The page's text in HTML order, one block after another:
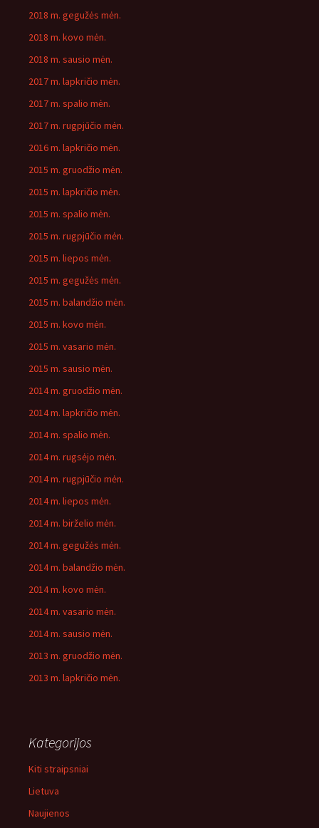
2018 m. gegužės mėn.
2018 m. kovo mėn.
2018 m. sausio mėn.
2017 m. lapkričio mėn.
2017 m. spalio mėn.
2017 m. rugpjūčio mėn.
2016 m. lapkričio mėn.
2015 m. gruodžio mėn.
2015 m. lapkričio mėn.
2015 m. spalio mėn.
2015 m. rugpjūčio mėn.
2015 m. liepos mėn.
2015 m. gegužės mėn.
2015 m. balandžio mėn.
2015 m. kovo mėn.
2015 m. vasario mėn.
2015 m. sausio mėn.
2014 m. gruodžio mėn.
2014 m. lapkričio mėn.
2014 m. spalio mėn.
2014 m. rugsėjo mėn.
2014 m. rugpjūčio mėn.
2014 m. liepos mėn.
2014 m. birželio mėn.
2014 m. gegužės mėn.
2014 m. balandžio mėn.
2014 m. kovo mėn.
2014 m. vasario mėn.
2014 m. sausio mėn.
2013 m. gruodžio mėn.
2013 m. lapkričio mėn.
Kategorijos
Kiti straipsniai
Lietuva
Naujienos